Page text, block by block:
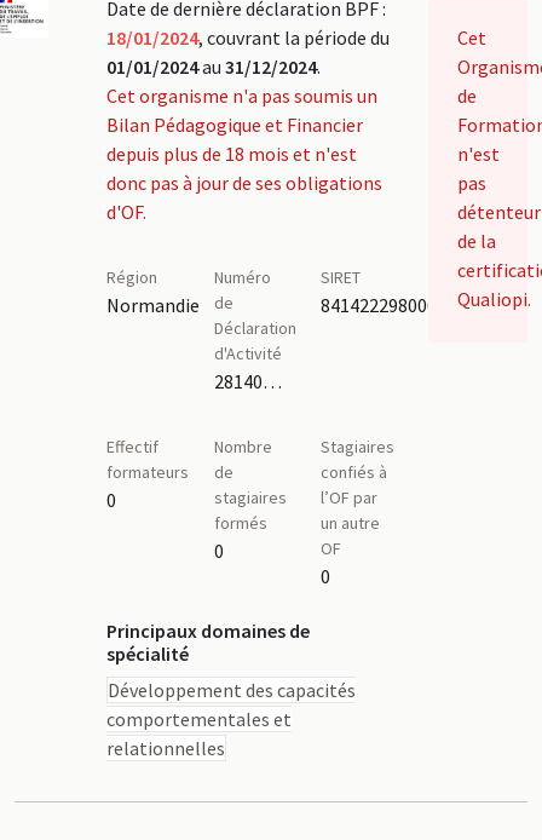
Date de dernière déclaration BPF :
18/01/2024, couvrant la période du
01/01/2024au 31/12/2024.
Cet organisme n'a pas soumis un
Bilan Pédagogique et Financier
depuis plus de 18 mois et n'est
donc pas à jour de ses obligations
d'OF.
Région
Normandie
Numéro
de
Déclaration
d'Activité
28140409014
SIRET
84142229800015
Effectif
formateurs
0
Nombre
de
stagiaires
formés
0
Stagiaires
confiés à
l’OF par
un autre
OF
0
Principaux domaines de
spécialité
Développement des capacités
comportementales et
relationnelles
Cet
de
n'est
pas
détenteur
de la
Qualiopi.